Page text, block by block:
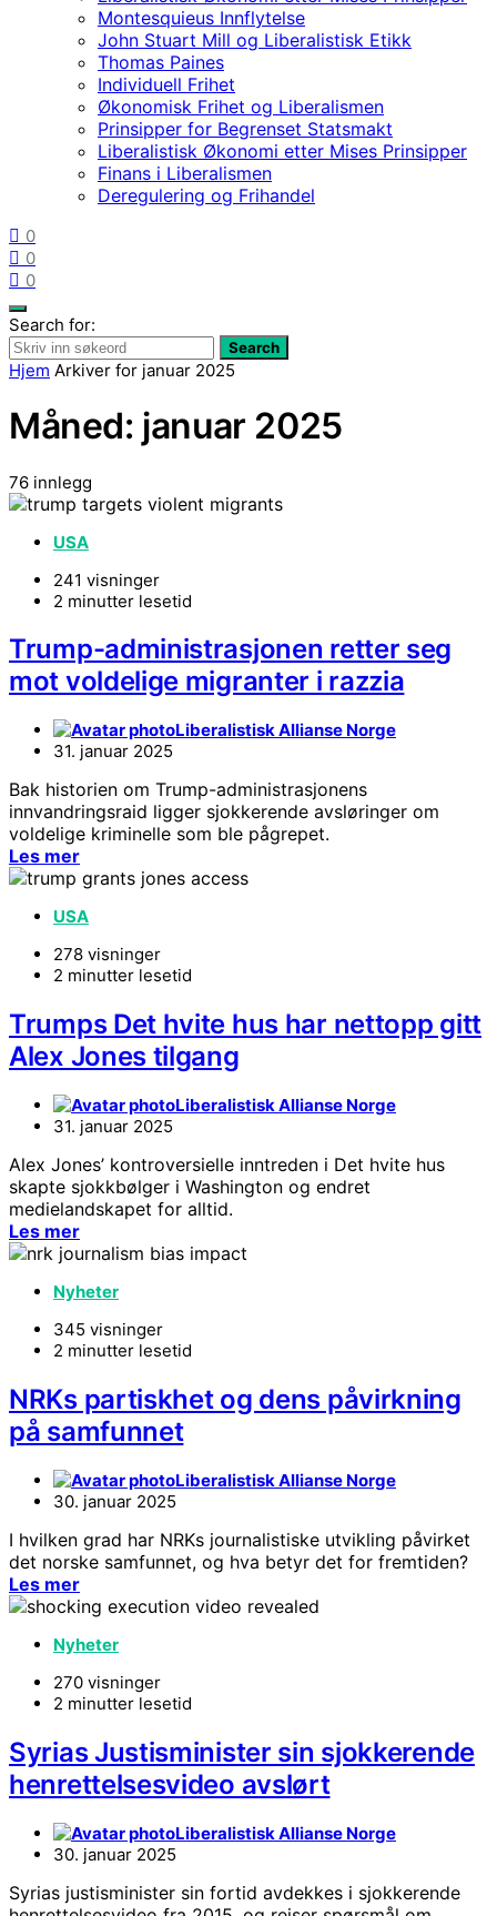
Montesquieus Innflytelse
John Stuart Mill og Liberalistisk Etikk
Thomas Paines
Individuell Frihet
Økonomisk Frihet og Liberalismen
Prinsipper for Begrenset Statsmakt
Liberalistisk Økonomi etter Mises Prinsipper
Finans i Liberalismen
Deregulering og Frihandel
0
0
0
Search for:
Search
Hjem Arkiver for januar 2025
Måned: januar 2025
76 innlegg
USA
241 visninger
2 minutter lesetid
Trump-administrasjonen retter seg
mot voldelige migranter i razzia
Liberalistisk Allianse Norge
31. januar 2025
Bak historien om Trump-administrasjonens
innvandringsraid ligger sjokkerende avsløringer om
voldelige kriminelle som ble pågrepet.
Les mer
USA
278 visninger
2 minutter lesetid
Trumps Det hvite hus har nettopp gitt
Alex Jones tilgang
Liberalistisk Allianse Norge
31. januar 2025
Alex Jones’ kontroversielle inntreden i Det hvite hus
skapte sjokkbølger i Washington og endret
medielandskapet for alltid.
Les mer
Nyheter
345 visninger
2 minutter lesetid
NRKs partiskhet og dens påvirkning
på samfunnet
Liberalistisk Allianse Norge
30. januar 2025
I hvilken grad har NRKs journalistiske utvikling påvirket
det norske samfunnet, og hva betyr det for fremtiden?
Les mer
Nyheter
270 visninger
2 minutter lesetid
Syrias Justisminister sin sjokkerende
henrettelsesvideo avslørt
Liberalistisk Allianse Norge
30. januar 2025
Syrias justisminister sin fortid avdekkes i sjokkerende